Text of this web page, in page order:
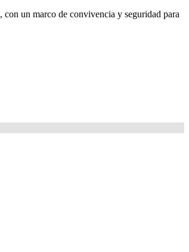
con un marco de convivencia y seguridad para